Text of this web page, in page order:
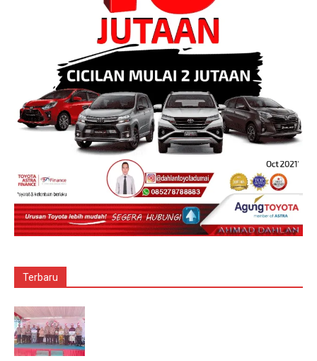
Terbaru